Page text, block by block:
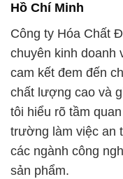
Hồ Chí Minh
Công ty Hóa Chất
chuyên kinh doanh
cam kết đem đến
chất lượng cao và
tôi hiểu rõ tầm
trường làm việc an
các ngành công
sản phẩm.